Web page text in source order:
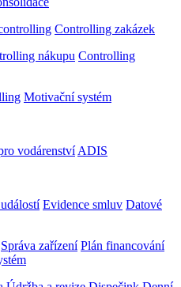
Controlling zakázek
nákupu Controlling
Motivační systém
vodárenství ADIS
Evidence smluv Datové
Správa zařízení Plán financování